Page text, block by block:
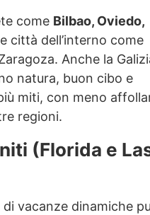
come Bilbao, Oviedo,
città dell’interno come
Anche la
natura, buon cibo e
miti, con meno
regioni.
(Florida e
di vacanze dinamiche